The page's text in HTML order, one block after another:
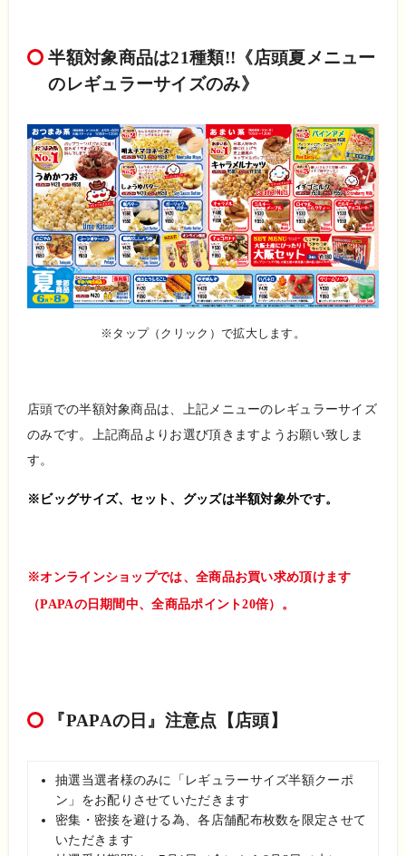
半額対象商品は21種類!!《店頭夏 メニュー
のレギュラーサイズのみ》
※タップ（クリック）で拡大します。
店頭での半額対象商品は、上記メニューのレギュラーサイズ
のみです。上記商品よりお選び頂きますようお願い致しま
す。
※ビッグサイズ、セット、グッズは半額対象外です。
※オンラインショップでは、全商品お買い求め頂けます
（PAPAの日期間中、全商品ポイント20倍）。
『PAPAの日』注意点 【店頭】
抽選当選者様のみに「レギュラーサイズ半額クーポ
ン」をお配りさせていただきます
密集・密接を避ける為、各店舗配布枚数を限定させて
いただきます